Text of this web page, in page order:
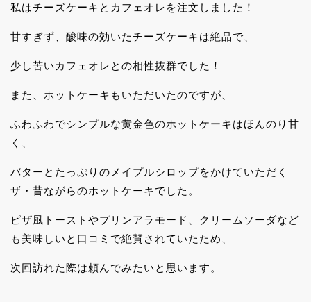
私はチーズケーキとカフェオレを注文しました！
甘すぎず、酸味の効いたチーズケーキは絶品で、
少し苦いカフェオレとの相性抜群でした！
また、ホットケーキもいただいたのですが、
ふわふわでシンプルな黄金色のホットケーキはほんのり甘
く、
バターとたっぷりのメイプルシロップをかけていただく
ザ・昔ながらのホットケーキでした。
ピザ風トーストやプリンアラモード、クリームソーダなど
も美味しいと口コミで絶賛されていたため、
次回訪れた際は頼んでみたいと思います。